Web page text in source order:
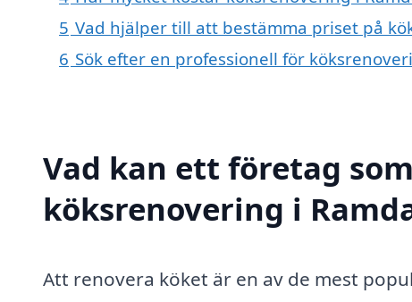
5 Vad hjälper till att bestämma priset på
6 Sök efter en professionell för
Vad kan ett företag
köksrenovering i
Att renovera köket är en av de mest